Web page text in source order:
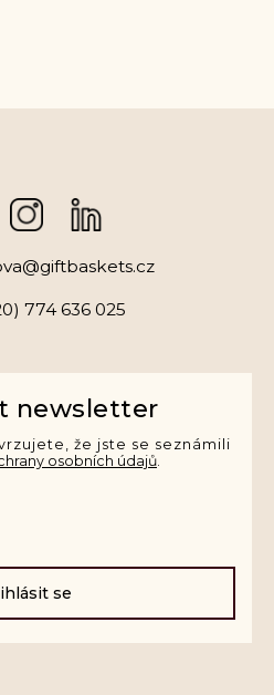
Instagram
@giftbaskets.cz
774 636 025
newsletter
že jste se seznámili
osobních údajů
se